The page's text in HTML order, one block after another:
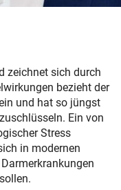
zeichnet sich durch
bezieht der
und hat so jüngst
Ein von
Stress
in modernen